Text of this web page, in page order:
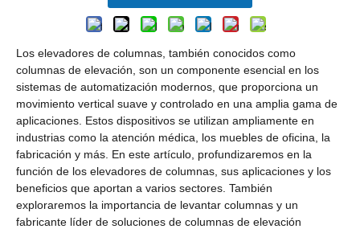
Los elevadores de columnas, también conocidos como
columnas de elevación, son un componente esencial en los
sistemas de automatización modernos, que proporciona un
movimiento vertical suave y controlado en una amplia gama de
aplicaciones. Estos dispositivos se utilizan ampliamente en
industrias como la atención médica, los muebles de oficina, la
fabricación y más. En este artículo, profundizaremos en la
función de los elevadores de columnas, sus aplicaciones y los
beneficios que aportan a varios sectores. También
exploraremos la importancia de levantar columnas y un
fabricante líder de soluciones de columnas de elevación